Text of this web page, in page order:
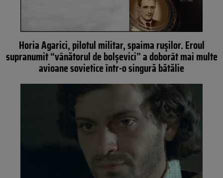
Horia Agarici, pilotul militar, spaima rușilor. Eroul
supranumit “vânătorul de bolșevici” a doborât mai multe
avioane sovietice într-o singură bătălie